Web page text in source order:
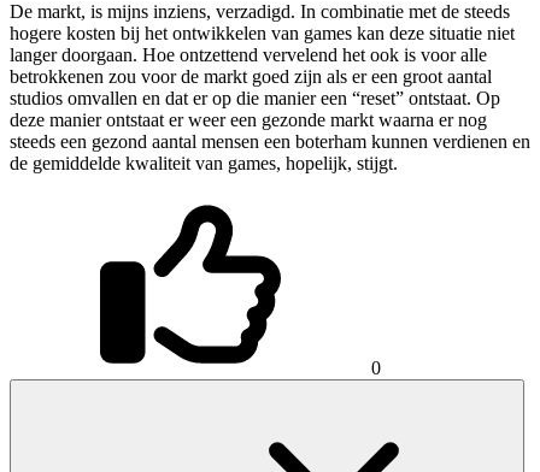
De markt, is mijns inziens, verzadigd. In combinatie met de steeds
hogere kosten bij het ontwikkelen van games kan deze situatie niet
langer doorgaan. Hoe ontzettend vervelend het ook is voor alle
betrokkenen zou voor de markt goed zijn als er een groot aantal
studios omvallen en dat er op die manier een “reset” ontstaat. Op
deze manier ontstaat er weer een gezonde markt waarna er nog
steeds een gezond aantal mensen een boterham kunnen verdienen en
de gemiddelde kwaliteit van games, hopelijk, stijgt.
0